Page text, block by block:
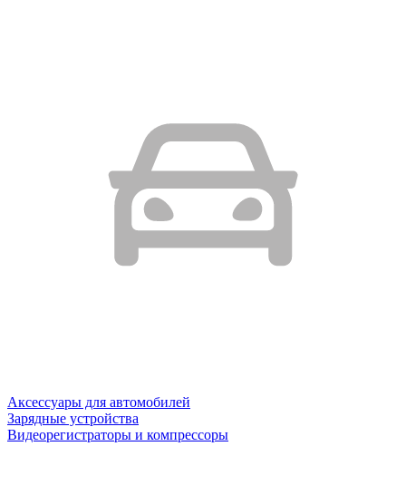
Аксессуары для автомобилей
Зарядные устройства
Видеорегистраторы и компрессоры